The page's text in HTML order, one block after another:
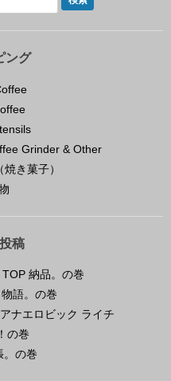
ング
Grinder & Other
き菓子）
稿
納品。の巻
語。の巻
ナエロビック ライチ
の巻
。の巻